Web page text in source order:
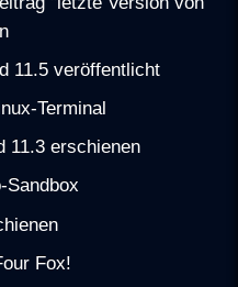
11.5 veröffentlicht
Terminal
11.3 erschienen
Sandbox
Fox!